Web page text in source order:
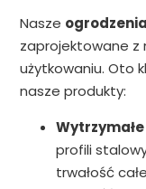
Nasze
zaprojektowane z
użytkowaniu. Oto
nasze produkty:
profili
trwałość